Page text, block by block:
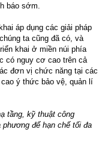
báo sớm.
áp dụng các giải pháp
ta cũng đã có, và
khai ở miền núi phía
có nguy cơ cao trên cả
đơn vị chức năng tại các
ý thức bảo vệ, quản lí
tầng, kỹ thuật công
để hạn chế tối đa